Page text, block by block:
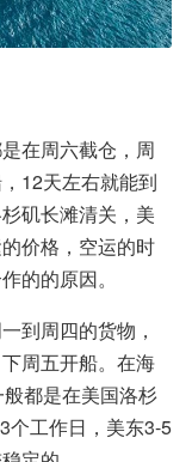
在周六截仓，周
12天左右就能到
矶长滩清关，美
价格，空运的时
的的原因。
到周四的货物，
周五开船。在海
都是在美国洛杉
个工作日，美东3-5